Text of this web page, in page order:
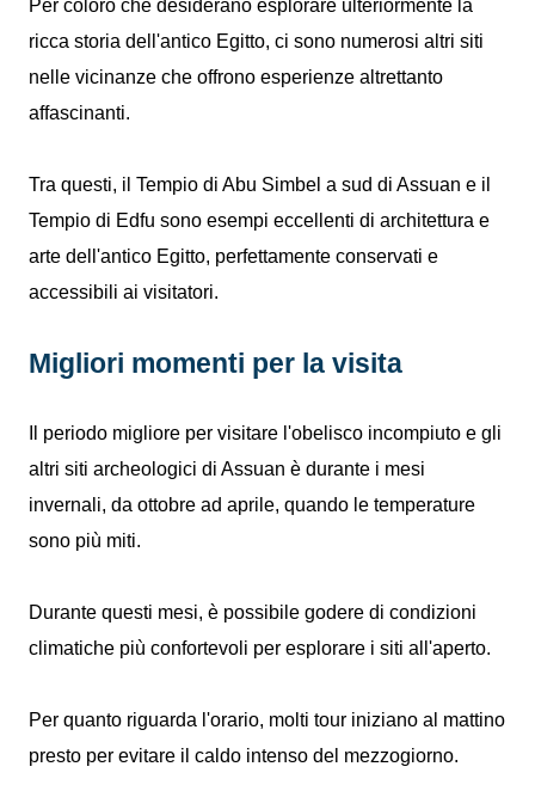
Per coloro che desiderano esplorare ulteriormente la
ricca storia dell'antico Egitto, ci sono numerosi altri siti
nelle vicinanze che offrono esperienze altrettanto
affascinanti.
Tra questi, il Tempio di Abu Simbel a sud di Assuan e il
Tempio di Edfu sono esempi eccellenti di architettura e
arte dell'antico Egitto, perfettamente conservati e
accessibili ai visitatori.
Migliori momenti per la visita
Il periodo migliore per visitare l'obelisco incompiuto e gli
altri siti archeologici di Assuan è durante i mesi
invernali, da ottobre ad aprile, quando le temperature
sono più miti.
Durante questi mesi, è possibile godere di condizioni
climatiche più confortevoli per esplorare i siti all'aperto.
Per quanto riguarda l'orario, molti tour iniziano al mattino
presto per evitare il caldo intenso del mezzogiorno.